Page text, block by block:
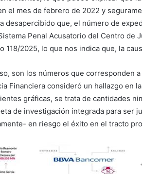
el mes de febrero de 2022 y
desapercibido que, el número de
Penal Acusatorio del Centro de
118/2025, lo que nos indica que, la
son los números que corresponden
Financiera consideró un hallazgo en
gráficas, se trata de cantidades
de investigación integrada para ser
en riesgo el éxito en el tracto